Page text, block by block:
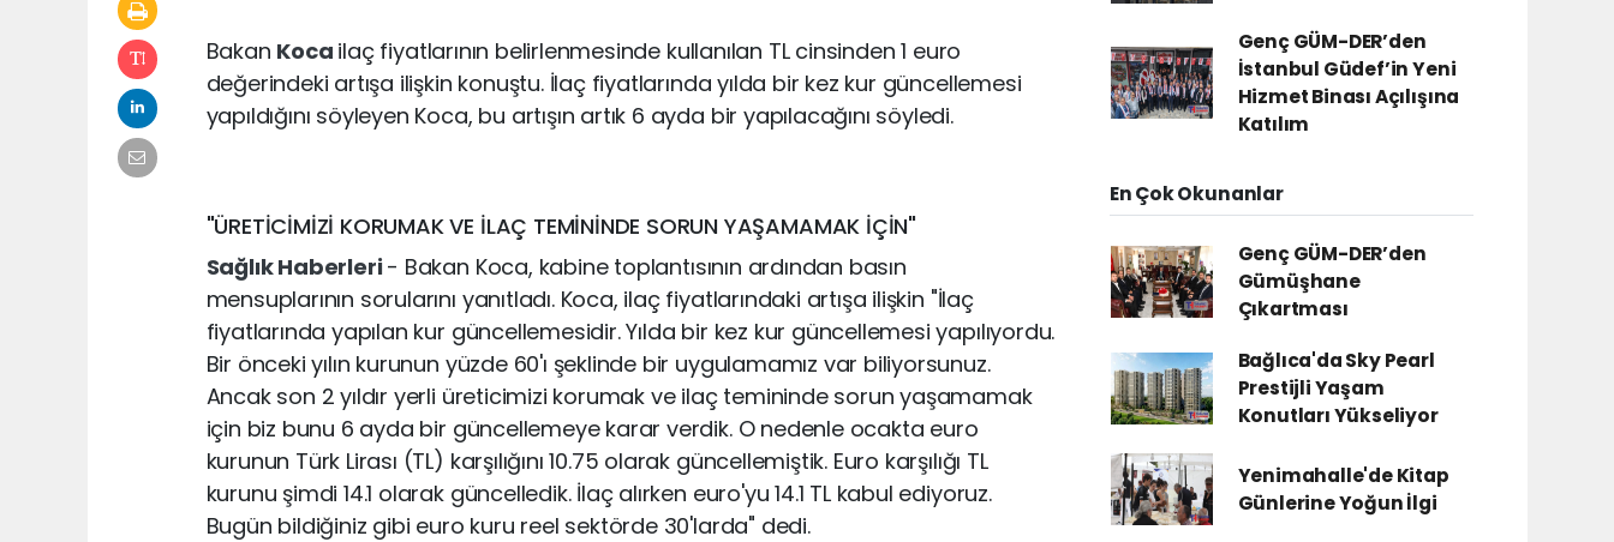
Bakan Koca ilaç fiyatlarının belirlenmesinde kullanılan TL cinsinden 1 euro
değerindeki artışa ilişkin konuştu. İlaç fiyatlarında yılda bir kez kur güncellemesi
yapıldığını söyleyen Koca, bu artışın artık 6 ayda bir yapılacağını söyledi.
"ÜRETİCİMİZİ KORUMAK VE İLAÇ TEMİNİNDE SORUN YAŞAMAMAK İÇİN"
Sağlık Haberleri- Bakan Koca, kabine toplantısının ardından basın
mensuplarının sorularını yanıtladı. Koca, ilaç fiyatlarındaki artışa ilişkin "İlaç
fiyatlarında yapılan kur güncellemesidir. Yılda bir kez kur güncellemesi yapılıyordu.
Bir önceki yılın kurunun yüzde 60'ı şeklinde bir uygulamamız var biliyorsunuz.
Ancak son 2 yıldır yerli üreticimizi korumak ve ilaç temininde sorun yaşamamak
için biz bunu 6 ayda bir güncellemeye karar verdik. O nedenle ocakta euro
kurunun Türk Lirası (TL) karşılığını 10.75 olarak güncellemiştik. Euro karşılığı TL
kurunu şimdi 14.1 olarak güncelledik. İlaç alırken euro'yu 14.1 TL kabul ediyoruz.
Bugün bildiğiniz gibi euro kuru reel sektörde 30'larda" dedi.
Genç GÜM-DER’den
İstanbul Güdef’in Yeni
Hizmet Binası Açılışına
Katılım
En Çok Okunanlar
Genç GÜM-DER’den
Gümüşhane
Çıkartması
Bağlıca'da Sky Pearl
Prestijli Yaşam
Konutları Yükseliyor
Yenimahalle'de Kitap
Günlerine Yoğun İlgi